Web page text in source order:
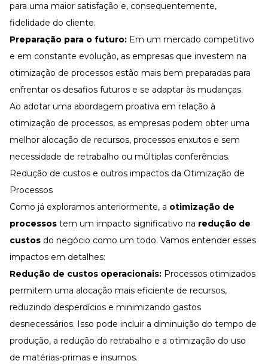
para uma maior satisfação e, consequentemente,
fidelidade do cliente.
Preparação para o futuro: Em um mercado competitivo
e em constante evolução, as empresas que investem na
otimização de processos estão mais bem preparadas para
enfrentar os desafios futuros e se adaptar às mudanças.
Ao adotar uma abordagem proativa em relação à
otimização de processos, as empresas podem obter uma
melhor alocação de recursos, processos enxutos e sem
necessidade de retrabalho ou múltiplas conferências.
Redução de custos e outros impactos da Otimização de
Processos
Como já exploramos anteriormente, a otimização de
processos tem um impacto significativo na redução de
custos do negócio como um todo. Vamos entender esses
impactos em detalhes:
Redução de custos operacionais: Processos otimizados
permitem uma alocação mais eficiente de recursos,
reduzindo desperdícios e minimizando gastos
desnecessários. Isso pode incluir a diminuição do tempo de
produção, a redução do retrabalho e a otimização do uso
de matérias-primas e insumos.